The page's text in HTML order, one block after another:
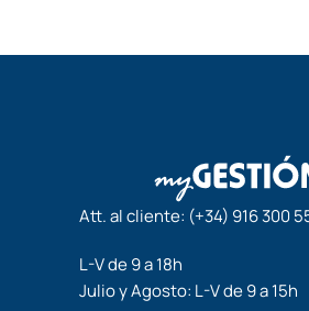
Att. al cliente: (+34) 916 300
L-V de 9 a 18h
Julio y Agosto: L-V de 9 a 15h